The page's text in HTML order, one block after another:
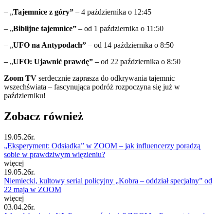
– „Tajemnice z góry” – 4 października o 12:45
– „Biblijne tajemnice” – od 1 października o 11:50
– „UFO na Antypodach” – od 14 października o 8:50
– „UFO: Ujawnić prawdę” – od 22 października o 8:50
Zoom TV serdecznie zaprasza do odkrywania tajemnic
wszechświata – fascynująca podróż rozpoczyna się już w
październiku!
Zobacz również
19.05.26r.
„Eksperyment: Odsiadka” w ZOOM – jak influencerzy poradzą
sobie w prawdziwym więzieniu?
więcej
19.05.26r.
Niemiecki, kultowy serial policyjny „Kobra – oddział specjalny” od
22 maja w ZOOM
więcej
03.04.26r.